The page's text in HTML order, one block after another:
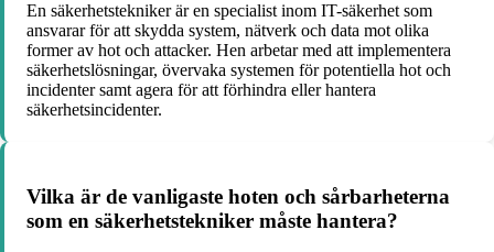
En säkerhetstekniker är en specialist inom IT-säkerhet som
ansvarar för att skydda system, nätverk och data mot olika
former av hot och attacker. Hen arbetar med att implementera
säkerhetslösningar, övervaka systemen för potentiella hot och
incidenter samt agera för att förhindra eller hantera
säkerhetsincidenter.
Vilka är de vanligaste hoten och sårbarheterna
som en säkerhetstekniker måste hantera?